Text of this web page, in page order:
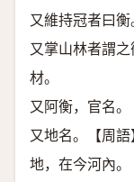
又維持冠者曰衡
又掌山林者謂之
材。
又阿衡，官名。
又地名。【周
地，在今河內。